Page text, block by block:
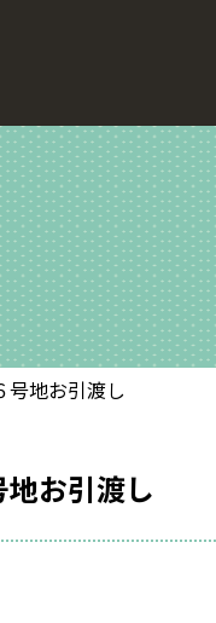
号地お引渡し
お引渡し